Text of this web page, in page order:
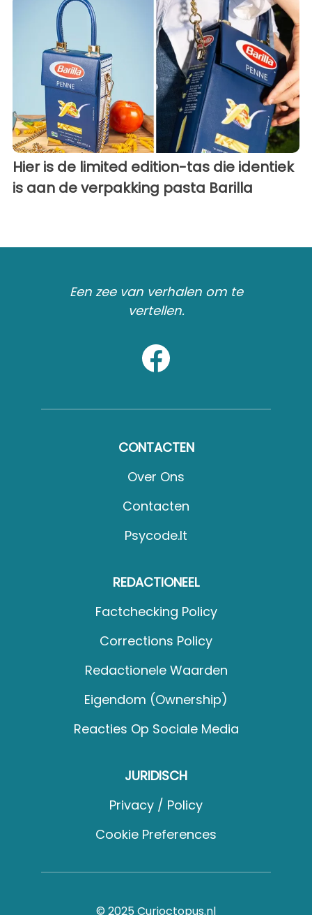
Hier is de limited edition-tas die identiek
is aan de verpakking pasta Barilla
Een zee van verhalen om te
vertellen.
CONTACTEN
Over Ons
Contacten
Psycode.it
REDACTIONEEL
Factchecking Policy
Corrections Policy
Redactionele Waarden
Eigendom (Ownership)
Reacties Op Sociale Media
JURIDISCH
Privacy / Policy
Cookie Preferences
© 2025 Curioctopus.nl